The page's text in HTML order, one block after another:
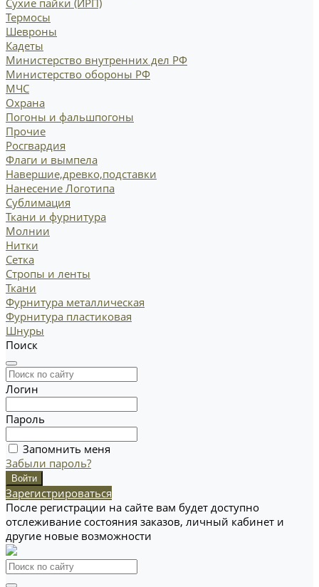
Термосы
Шевроны
Кадеты
Министерство внутренних дел РФ
Министерство обороны РФ
МЧС
Охрана
Погоны и фальшпогоны
Прочие
Росгвардия
Флаги и вымпела
Навершие,древко,подставки
Нанесение Логотипа
Сублимация
Ткани и фурнитура
Молнии
Нитки
Сетка
Стропы и ленты
Ткани
Фурнитура металлическая
Фурнитура пластиковая
Шнуры
Поиск
Логин
Пароль
Запомнить меня
Забыли пароль?
Зарегистрироваться
После регистрации на сайте вам будет доступно
отслеживание состояния заказов, личный кабинет и
другие новые возможности